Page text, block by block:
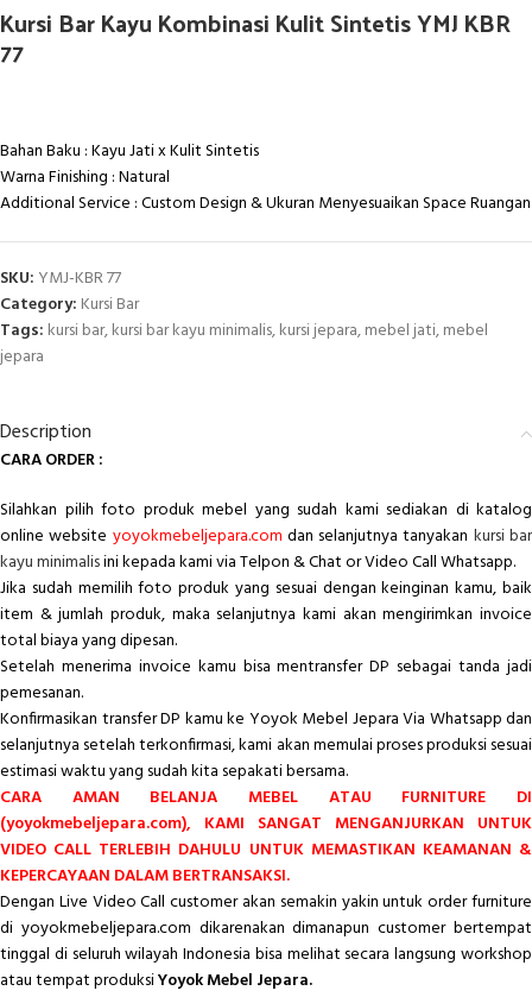
Kursi Bar Kayu Kombinasi Kulit Sintetis YMJ KBR
77
Bahan Baku : Kayu Jati x Kulit Sintetis
Warna Finishing : Natural
Additional Service : Custom Design & Ukuran Menyesuaikan Space Ruangan
SKU: YMJ-KBR 77
Category: Kursi Bar
Tags: kursi bar,kursi bar kayu minimalis,kursi jepara,mebel jati,mebel
jepara
Description
CARA ORDER :
Silahkan pilih foto produk mebel yang sudah kami sediakan di katalog
online website yoyokmebeljepara.com dan selanjutnya tanyakan kursi bar
kayu minimalisini kepada kami via Telpon & Chat or Video Call Whatsapp.
Jika sudah memilih foto produk yang sesuai dengan keinginan kamu, baik
item & jumlah produk, maka selanjutnya kami akan mengirimkan invoice
total biaya yang dipesan.
Setelah menerima invoice kamu bisa mentransfer DP sebagai tanda jadi
pemesanan.
Konfirmasikan transfer DP kamu ke Yoyok Mebel Jepara Via Whatsapp dan
selanjutnya setelah terkonfirmasi, kami akan memulai proses produksi sesuai
estimasi waktu yang sudah kita sepakati bersama.
CARA AMAN BELANJA MEBEL ATAU FURNITURE DI
(yoyokmebeljepara.com), KAMI SANGAT MENGANJURKAN UNTUK
VIDEO CALL TERLEBIH DAHULU UNTUK MEMASTIKAN KEAMANAN &
KEPERCAYAAN DALAM BERTRANSAKSI.
Dengan Live Video Call customer akan semakin yakin untuk order furniture
di yoyokmebeljepara.com dikarenakan dimanapun customer bertempat
tinggal di seluruh wilayah Indonesia bisa melihat secara langsung workshop
atau tempat produksiYoyok Mebel Jepara.